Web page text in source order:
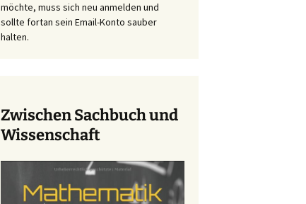
möchte, muss sich neu anmelden und
sollte fortan sein Email-Konto sauber
halten.
Zwischen Sachbuch und
Wissenschaft